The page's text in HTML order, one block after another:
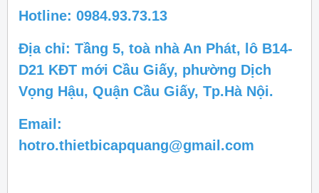
Hotline: 0984.93.73.13
Địa chỉ: Tầng 5, toà nhà An Phát, lô B14-
D21 KĐT mới Cầu Giấy, phường Dịch
Vọng Hậu, Quận Cầu Giấy, Tp.Hà Nội.
Email:
hotro.thietbicapquang@gmail.com